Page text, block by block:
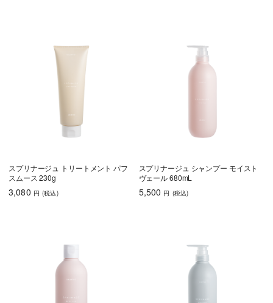
スプリナージュ トリートメント パフ
スムース 230g
3,080 円 (税込)
スプリナージュ シャンプー モイスト
ヴェール 680mL
5,500 円 (税込)